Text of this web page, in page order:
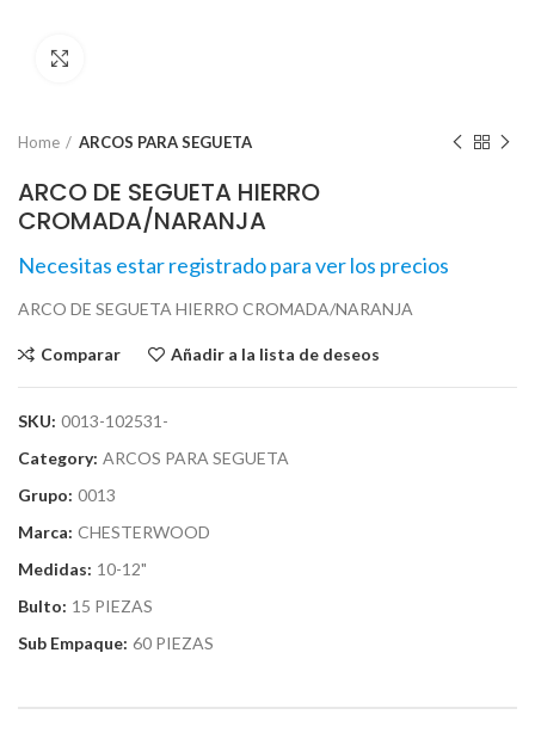
Home ARCOS PARA SEGUETA
ARCO DE SEGUETA HIERRO
CROMADA/NARANJA
Necesitas estar registrado para ver los precios
ARCO DE SEGUETA HIERRO CROMADA/NARANJA
Comparar Añadir a la lista de deseos
SKU: 0013-102531-
Category: ARCOS PARA SEGUETA
Grupo: 0013
Marca: CHESTERWOOD
Medidas: 10-12"
Bulto: 15 PIEZAS
Sub Empaque: 60 PIEZAS